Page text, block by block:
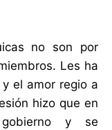
no son por
Les ha
el amor regio a
hizo que en
y se